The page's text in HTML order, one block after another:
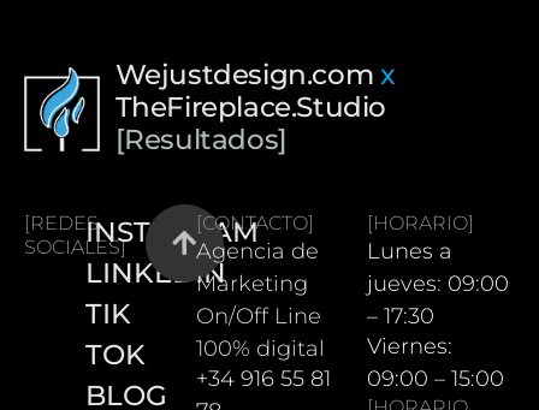
Wejustdesign.com x
TheFireplace.Studio
[Resultados]
[REDES
SOCIALES]INSTAGRAM
LINKEDIN
TIK
TOK
BLOG
[CONTACTO]
Agencia de
Marketing
On/Off Line
100% digital
+34 916 55 81
[HORARIO]
Lunes a
jueves: 09:00
– 17:30
Viernes:
09:00 – 15:00